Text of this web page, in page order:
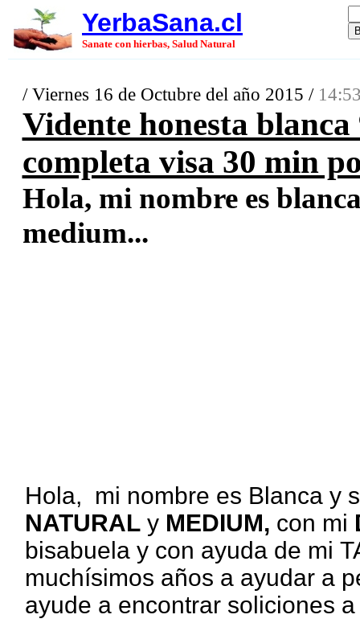
YerbaSana.cl
Sanate con hierbas, Salud Natural
/ Viernes 16 de Octubre del año 2015 /
Vidente honesta
completa visa 30 min
Hola, mi nombre es
medium...
Hola, mi nombre es Blanca y
NATURALy MEDIUM, con mi
bisabuela y con ayuda de mi
muchísimos años a ayudar a
ayude a encontrar soliciones